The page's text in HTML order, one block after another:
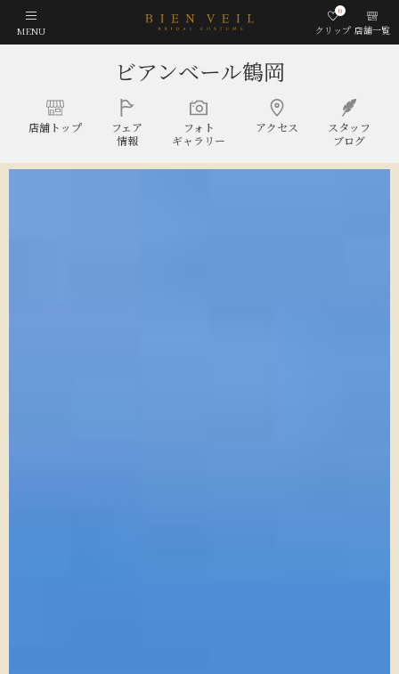
MENU クリップ
0
店舗一覧
ビアンベール鶴岡
店舗トップ
フェア
情報
フォト
ギャラリー
アクセス
スタッフ
ブログ